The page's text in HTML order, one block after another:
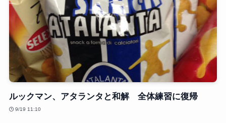
ルックマン、アタランタと和解 全体練習に復帰
9/19 11:10